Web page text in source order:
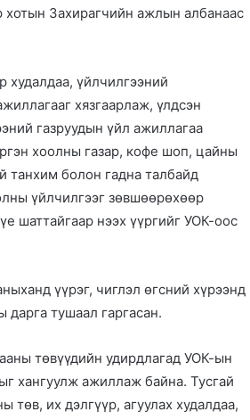
хотын Захирагчийн ажлын албанаас
худалдаа, үйлчилгээний
хязгаарлаж, үлдсэн
газруудын үйл ажиллагаа
хоолны газар, кофе шоп, цайны
танхим болон гадна талбайд
үйлчилгээг зөвшөөрөхөөр
шаттайгаар нээх үүргийг УОК-оос
үүрэг, чиглэл өгсний хүрээнд
тушаал гаргасан.
төвүүдийн удирдлагад УОК-ын
хангуулж ажиллаж байна. Тусгай
төв, их дэлгүүр, агуулах худалдаа,